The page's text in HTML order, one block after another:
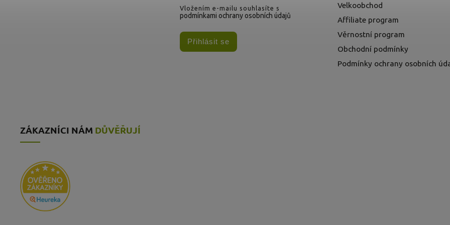
Vložením e-mailu souhlasíte s
podmínkami ochrany osobních údajů
Přihlásit se
Velkoobchod
Affiliate program
Věrnostní program
Obchodní podmínky
Podmínky ochrany osobních
ZÁKAZNÍCI NÁM DŮVĚŘUJÍ